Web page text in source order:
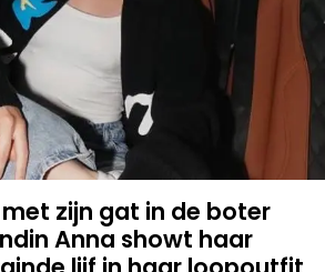
zijn gat in de boter
Anna showt haar